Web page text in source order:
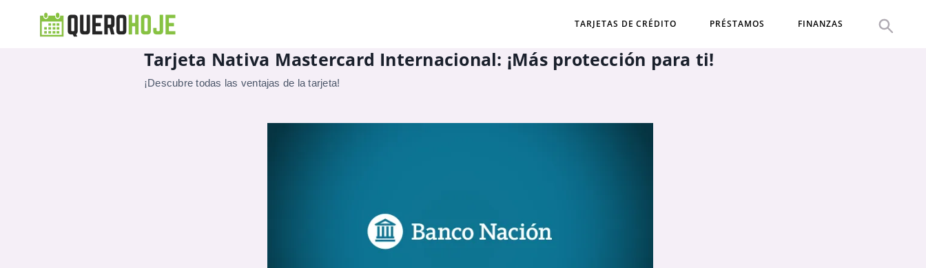
TARJETAS DE CRÉDITO PRÉSTAMOS FINANZAS
Tarjeta Nativa Mastercard Internacional: ¡Más protección para ti!
¡Descubre todas las ventajas de la tarjeta!